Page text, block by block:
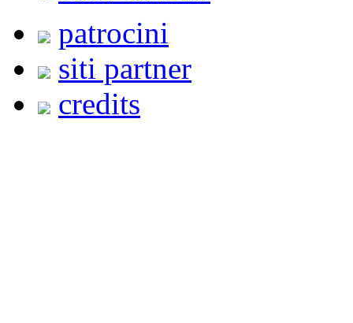
patrocini
siti partner
credits